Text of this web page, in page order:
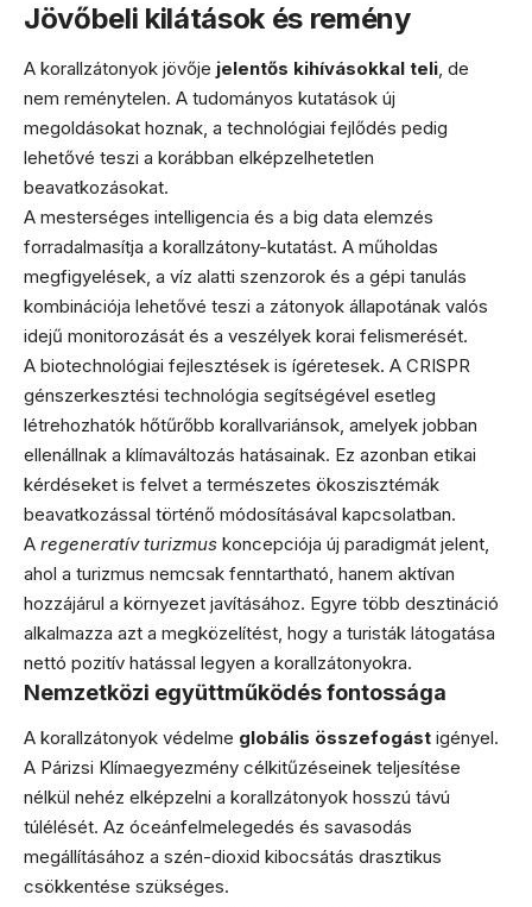
Jövőbeli kilátások és remény
A korallzátonyok jövője jelentős kihívásokkal teli , de
nem reménytelen. A tudományos kutatások új
megoldásokat hoznak, a technológiai fejlődés pedig
lehetővé teszi a korábban elképzelhetetlen
beavatkozásokat.
A mesterséges intelligencia és a big data elemzés
forradalmasítja a korallzátony-kutatást. A műholdas
megfigyelések, a víz alatti szenzorok és a gépi tanulás
kombinációja lehetővé teszi a zátonyok állapotának valós
idejű monitorozását és a veszélyek korai felismerését.
A biotechnológiai fejlesztések is ígéretesek. A CRISPR
génszerkesztési technológia segítségével esetleg
létrehozhatók hőtűrőbb korallvariánsok, amelyek jobban
ellenállnak a klímaváltozás hatásainak. Ez azonban etikai
kérdéseket is felvet a természetes ökoszisztémák
beavatkozással történő módosításával kapcsolatban.
A regeneratív turizmus koncepciója új paradigmát jelent,
ahol a turizmus nemcsak fenntartható, hanem aktívan
hozzájárul a környezet javításához. Egyre több desztináció
alkalmazza azt a megközelítést, hogy a turisták látogatása
nettó pozitív hatással legyen a korallzátonyokra.
Nemzetközi együttműködés fontossága
A korallzátonyok védelme globális összefogást igényel.
A Párizsi Klímaegyezmény célkitűzéseinek teljesítése
nélkül nehéz elképzelni a korallzátonyok hosszú távú
túlélését. Az óceánfelmelegedés és savasodás
megállításához a szén-dioxid kibocsátás drasztikus
csökkentése szükséges.